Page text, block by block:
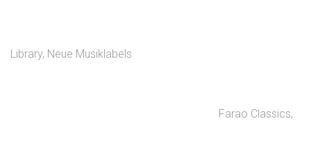
Library, Neue Musiklabels
Farao Classics,